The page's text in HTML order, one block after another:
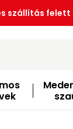
szállítás felett